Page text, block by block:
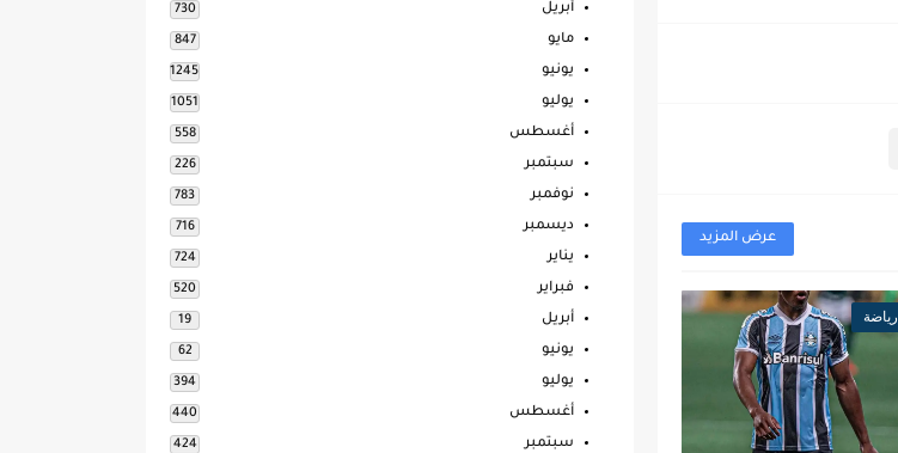
عرض المزيد
رياضة
أبريل 730
مايو 847
يونيو 1245
يوليو 1051
أغسطس 558
سبتمبر 226
نوفمبر 783
ديسمبر 716
يناير 724
فبراير 520
أبريل 19
يونيو 62
يوليو 394
أغسطس 440
سبتمبر 424